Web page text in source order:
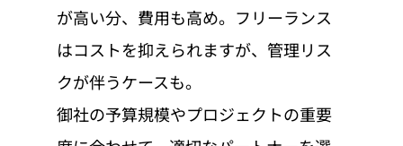
が高い分、費用も高め。フリーランス
はコストを抑えられますが、管理リス
クが伴うケースも。
御社の予算規模やプロジェクトの重要